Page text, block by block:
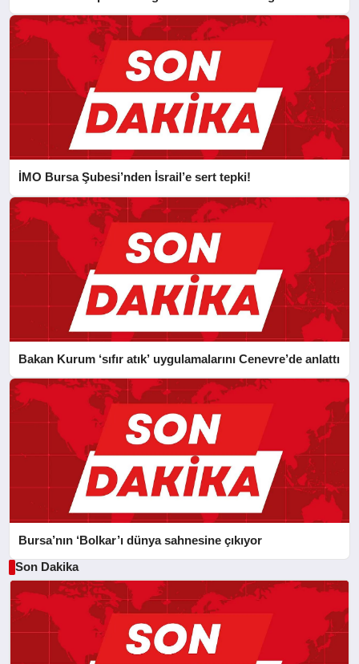
İMO Bursa Şubesi’nden İsrail’e sert tepki!
Bakan Kurum ‘sıfır atık’ uygulamalarını Cenevre’de anlattı
Bursa’nın ‘Bolkar’ı dünya sahnesine çıkıyor
Son Dakika